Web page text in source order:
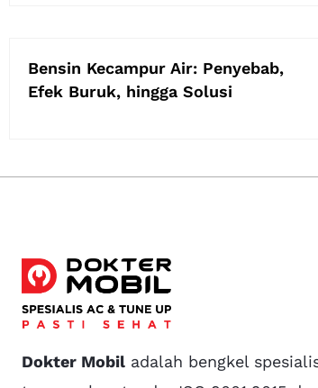
Bensin Kecampur Air: Penyebab,
Efek Buruk, hingga Solusi
Dokter Mobil adalah bengkel